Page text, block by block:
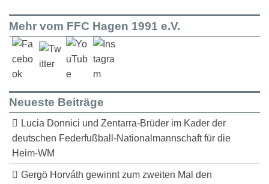
Mehr vom FFC Hagen 1991 e.V.
Neueste Beiträge
Lucia Donnici und Zentarra-Brüder im Kader der
deutschen Federfußball-Nationalmannschaft für die
Heim-WM
Gergö Horváth gewinnt zum zweiten Mal den